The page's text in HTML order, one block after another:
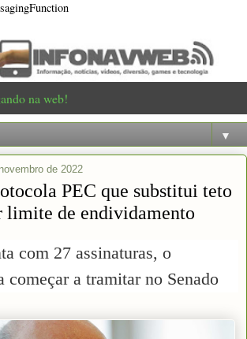
na web!
▼
de 2022
PEC que substitui teto
limite de endividamento
com 27 assinaturas, o
começar a tramitar no Senado